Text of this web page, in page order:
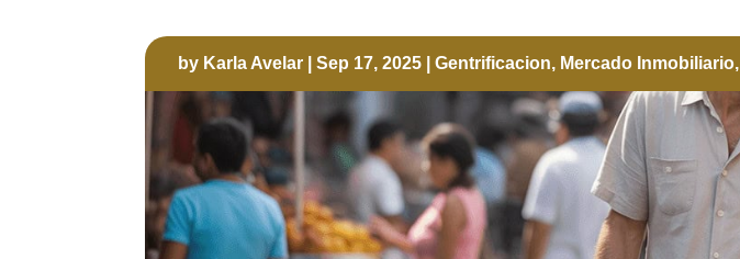
by Karla Avelar Sep 17, 2025 Gentrificacion, Mercado Inmobiliario,